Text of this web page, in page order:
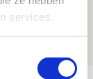
services.